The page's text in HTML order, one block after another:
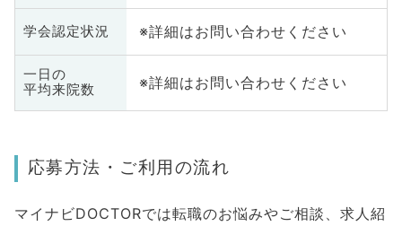
学会認定状況 ※詳細はお問い合わせください
一日の
平均来院数
※詳細はお問い合わせください
応募方法・ご利用の流れ
マイナビDOCTORでは転職のお悩みやご相談、求人紹